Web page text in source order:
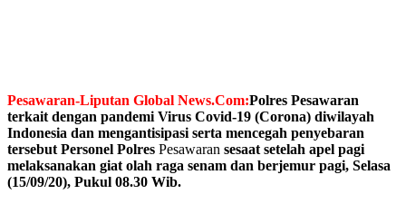
Pesawaran-Liputan Global News.Com:Polres Pesawaran
terkait dengan pandemi Virus Covid-19 (Corona) diwilayah
Indonesia dan mengantisipasi serta mencegah penyebaran
tersebut Personel Polres Pesawaran sesaat setelah apel pagi
melaksanakan giat olah raga senam dan berjemur pagi, Selasa
(15/09/20), Pukul 08.30 Wib.